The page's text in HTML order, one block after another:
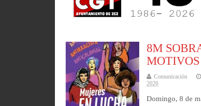
8M
MOTIVOS
Comunicación
2026
Domingo, 8 de